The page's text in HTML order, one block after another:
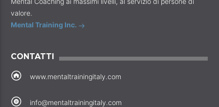
valore.
Mental Training Inc.
CONTATTI
www.mentaltrainingitaly.com
info@mentaltrainingitaly.com